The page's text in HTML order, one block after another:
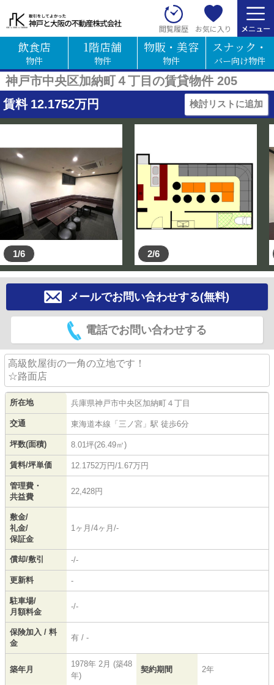
閲覧履歴 お気に入り
飲食店
物件
1階店舗
物件
物販・美容
物件
スナック・
バー向け物件
神戸市中央区加納町４丁目の賃貸物件 205
賃料 12.1752万円 検討リストに追加
1/6 2/6
メールでお問い合わせする(無料)
電話でお問い合わせする
高級飲屋街の一角の立地です！
☆路面店
所在地 兵庫県神戸市中央区加納町 ４丁目
交通 東海道本線 「 三ノ宮 」駅 徒歩6分
坪数(面積) 8.01坪(26.49㎡)
賃料/坪単価 12.1752万円/1.67万円
管理費・
共益費
22,428円
敷金/
礼金/
保証金
1ヶ月/4ヶ月/-
償却/敷引 -/-
更新料 -
駐車場/
月額料金
-/-
保険加入 / 料
金
有 / -
築年月
1978年 2月 (築48
年)
契約期間 2年